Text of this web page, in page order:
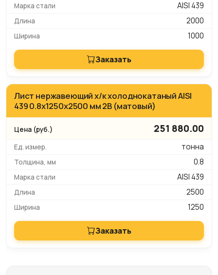
AISI 439
2000
1000
Заказать
Лист нержавеющий х/к холоднокатаный AISI
439 0.8х1250х2500 мм 2B (матовый)
251 880.00
тонна
0.8
AISI 439
2500
1250
Заказать